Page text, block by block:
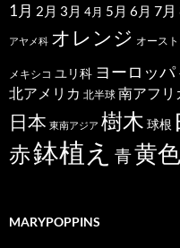
1月 2月 3月 4月 5月 6月 7月
アヤメ科 オレンジ オース
メキシコ ユリ科 ヨーロッパ
北アメリカ 北半球 南アフリ
日本 東南アジア 樹木 球根
赤鉢植え 青黄色
MARYPOPPINS